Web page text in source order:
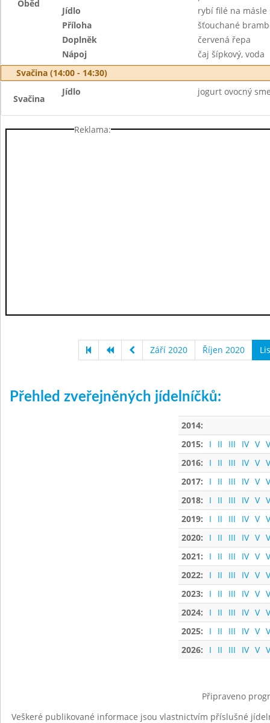
Oběd
Jídlo
rybí filé na
Příloha
šťouchané
Doplněk
červená řepa
Nápoj
čaj šípkový, voda
Svačina (14:00 - 14:30)
Svačina
Jídlo jogurt ovocný
Reklama:
Září 2020 Říjen 2020
Přehled zveřejněných jídelníčků:
2014:
2015:
I II III IV V
2016:
I II III IV V
2017:
I II III IV V
2018:
I II III IV V
2019:
I II III IV V
2020:
I II III IV V
2021:
I II III IV V
2022:
I II III IV V
2023:
I II III IV V
2024:
I II III IV V
2025:
I II III IV V
2026:
I II III IV V
Připraveno
Veškeré publikované informace jsou vlastnictvím příslušné